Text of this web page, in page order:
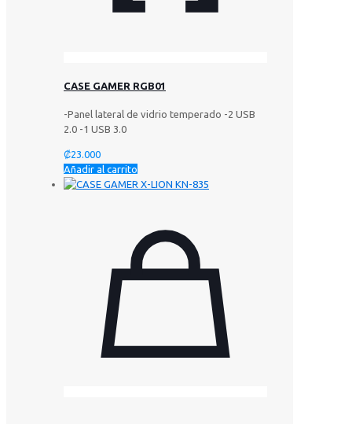
CASE GAMER RGB01
-Panel lateral de vidrio temperado -2 USB
2.0 -1 USB 3.0
₡23.000
Añadir al carrito